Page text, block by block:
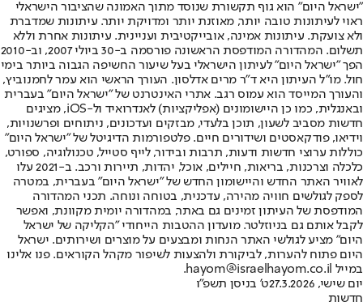
"ישראל היום" הוא גוף תקשורת שנוסד מתוך האמונה שהציבור הישראלי
ראוי לעיתונות טובה יותר, מאוזנת יותר ומדויקת יותר. עיתונות שמדברת
ולא צועקת. עיתונות אמינה, אובייקטיבית ועניינית. עיתונות אחרת וללא
תשלום. המהדורה המודפסת הראשונה פורסמה ב-30 ביולי 2007, וב-2010
הפך "ישראל היום" לעיתון הישראלי בעל שיעור החשיפה הגבוה ביותר בימי
חול. מו"ל העיתון היא ד"ר מרים אדלסון. העורך הראשי הוא עמר לחמנוביץ,
והעורך המייסד הוא עמוס רגב. אתרי האינטרנט של "ישראל היום" בעברית
ובאנגלית, כמו כן היישומונים (אפליקציות) לאנדרואיד ול-iOS, מציגים
חדשות מסביב לשעון, תוכן בלעדי, מבזקים ועדכונים, ניתוחים ופרשנויות,
וידיאו, פודקאסטים ושידורים חיים. פלטפורמות הדיגיטל של "ישראל היום"
כוללות ערוצי חדשות ודעות, תרבות ובידור, לייף סטייל, טכנולוגיה, ספורט,
כלכלה וצרכנות, בריאות, חיילים, אוכל, יהדות, תיירות ורכב. ב-2021 עלו
לאוויר האתר החדש והיישומון החדש של "ישראל היום" בעברית, במטרה
לספק לגולשים חוויה מהירה, עדכנית, בטוחה ונוחה. תכני המהדורה
המודפסת של העיתון זמינים גם באתר, במהדורה יומית מקוונת, ואפשר
לקבל אותם גם בניוזלטר. מועדון ההטבות הייחודי "הקליקה של ישראל
היום" מציע לגולשי האתר הנחות ומבצעים על מוצרים ושירותים. ישראל
היום פתוח להערות, לביקורת ולהצעות לשיפור מקהל הקוראים. פנו אלינו
במייל hayom@israelhayom.co.il.
יום שישי, 27.3.2026
ט' בניסן תשפ"ו
חדשות